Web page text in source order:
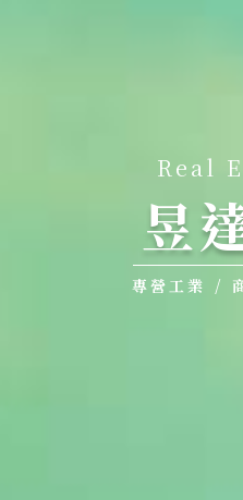
Real
昱
專營工業 /